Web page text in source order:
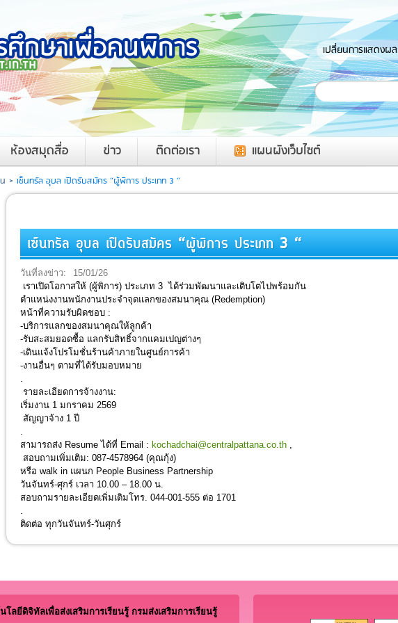
ค้นหา
เปลี่ยนการแสดงผล
ห้องสมุดสื่อ ข่าว ติดต่อเรา แผนผังเว็บไซต์
> เซ็นทรัล อุบล เปิดรับสมัคร “ผู้พิการ ประเภท 3 “
เซ็นทรัล อุบล เปิดรับสมัคร “ผู้พิการ ประเภท 3 “
วันที่ลงข่าว:
15/01/26
เราเปิดโอกาสให้ (ผู้พิการ) ประเภท 3 ได้ร่วมพัฒนาและเติบโตไปพร้อมกัน
ตำแหน่งงานพนักงานประจำจุดแลกของสมนาคุณ (Redemption)
หน้าที่ความรับผิดชอบ :
-บริการแลกของสมนาคุณให้ลูกค้า
-รับสะสมยอดซื้อ แลกรับสิทธิ์จากแคมเปญต่างๆ
-เดินแจ้งโปรโมชั่นร้านค้าภายในศูนย์การค้า
-งานอื่นๆ ตามที่ได้รับมอบหมาย
.
รายละเอียดการจ้างงาน:
เริ่มงาน 1 มกราคม 2569
สัญญาจ้าง 1 ปี
.
สามารถส่ง Resume ได้ที่ Email : kochadchai@centralpattana.co.th ,
สอบถามเพิ่มเติม: 087-4578964 (คุณกุ้ง)
หรือ walk in แผนก People Business Partnership
วันจันทร์-ศุกร์ เวลา 10.00 – 18.00 น.
สอบถามรายละเอียดเพิ่มเติมโทร. 044-001-555 ต่อ 1701
.
ติดต่อ ทุกวันจันทร์-วันศุกร์
ยีดิจิทัลเพื่อส่งเสริมการเรียนรู้ กรมส่งเสริมการเรียนรู้